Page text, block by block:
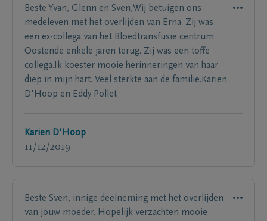
Beste Yvan, Glenn en Sven,Wij betuigen ons
medeleven met het overlijden van Erna. Zij was
een ex-collega van het Bloedtransfusie centrum
Oostende enkele jaren terug. Zij was een toffe
collega.Ik koester mooie herinneringen van haar
diep in mijn hart. Veel sterkte aan de familie.Karien
D'Hoop en Eddy Pollet
Karien D'Hoop
11/12/2019
Beste Sven, innige deelneming met het overlijden
van jouw moeder. Hopelijk verzachten mooie